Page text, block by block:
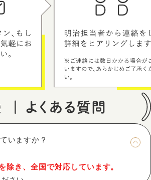
いますか？
除き、全国で対応しています。